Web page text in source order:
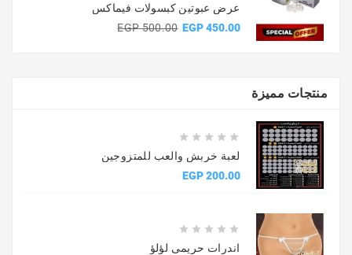
عرض عبوتين كبسولات فيماكس
450.00 EGP
500.00 EGP
منتجات مميزة





لعبة خربش والعب للمتزوجين
200.00 EGP





اندرات حريمى لؤلؤ